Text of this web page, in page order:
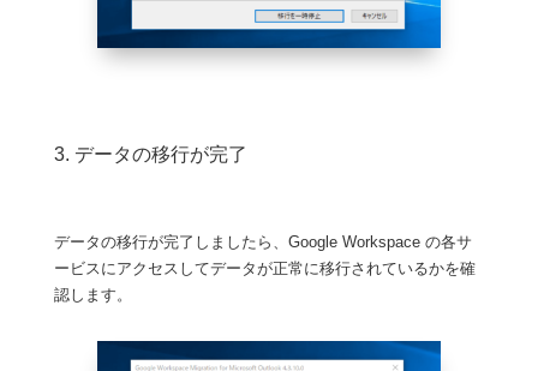
3. データの移行が完了
データの移行が完了しましたら、Google Workspace の各サ
ービスにアクセスしてデータが正常に移行されているかを確
認します。